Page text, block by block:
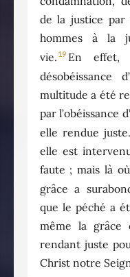
de la justice
hommes à la
vie. 19 En effet,
désobéissance
multitude a été
par l’obéissance
elle rendue juste.
elle est
faute ; mais là
grâce a
que le péché a
même la grâce
rendant juste
Christ notre